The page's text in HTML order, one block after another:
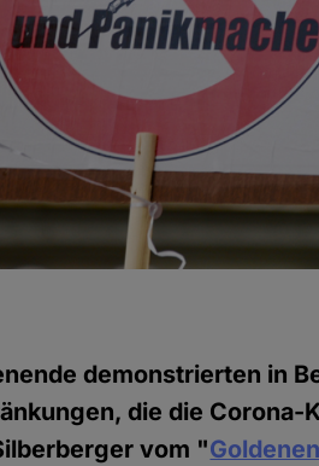
demonstrierten in
die die
vom "